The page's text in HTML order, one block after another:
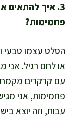
3. איך להתאים
פחמימות?
הסלט עצמו טבעי
או לחם רגיל. אני
עם קרקרים מקמח
פחמימות, אני
עבות, וזה יוצא